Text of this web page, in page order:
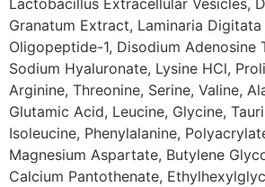
Lactobacillus Extracellular Vesicles,
Granatum Extract, Laminaria
Oligopeptide-1, Disodium Adenosine
Sodium Hyaluronate, Lysine HCl,
Arginine, Threonine, Serine, Valine,
Glutamic Acid, Leucine, Glycine,
Isoleucine, Phenylalanine,
Magnesium Aspartate, Butylene
Calcium Pantothenate,